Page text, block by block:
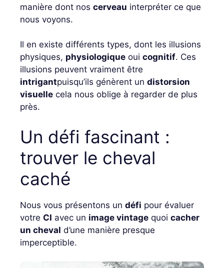
manière dont nos cerveau interpréter ce que
nous voyons.
Il en existe différents types, dont les illusions
physiques, physiologique oui cognitif. Ces
illusions peuvent vraiment être
intrigantpuisqu’ils génèrent un distorsion
visuelle cela nous oblige à regarder de plus
près.
Un défi fascinant :
trouver le cheval
caché
Nous vous présentons un défi pour évaluer
votre CI avec un image vintage quoi cacher
un cheval d’une manière presque
imperceptible.